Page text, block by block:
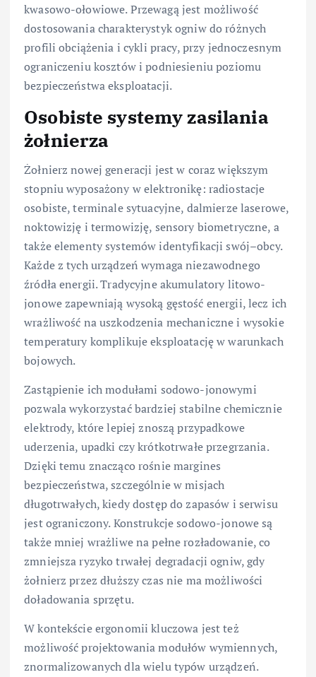
kwasowo-ołowiowe. Przewagą jest możliwość
dostosowania charakterystyk ogniw do różnych
profili obciążenia i cykli pracy, przy jednoczesnym
ograniczeniu kosztów i podniesieniu poziomu
bezpieczeństwa eksploatacji.
Osobiste systemy zasilania
żołnierza
Żołnierz nowej generacji jest w coraz większym
stopniu wyposażony w elektronikę: radiostacje
osobiste, terminale sytuacyjne, dalmierze laserowe,
noktowizję i termowizję, sensory biometryczne, a
także elementy systemów identyfikacji swój–obcy.
Każde z tych urządzeń wymaga niezawodnego
źródła energii. Tradycyjne akumulatory litowo-
jonowe zapewniają wysoką gęstość energii, lecz ich
wrażliwość na uszkodzenia mechaniczne i wysokie
temperatury komplikuje eksploatację w warunkach
bojowych.
Zastąpienie ich modułami sodowo-jonowymi
pozwala wykorzystać bardziej stabilne chemicznie
elektrody, które lepiej znoszą przypadkowe
uderzenia, upadki czy krótkotrwałe przegrzania.
Dzięki temu znacząco rośnie margines
bezpieczeństwa, szczególnie w misjach
długotrwałych, kiedy dostęp do zapasów i serwisu
jest ograniczony. Konstrukcje sodowo-jonowe są
także mniej wrażliwe na pełne rozładowanie, co
zmniejsza ryzyko trwałej degradacji ogniw, gdy
żołnierz przez dłuższy czas nie ma możliwości
doładowania sprzętu.
W kontekście ergonomii kluczowa jest też
możliwość projektowania modułów wymiennych,
znormalizowanych dla wielu typów urządzeń.